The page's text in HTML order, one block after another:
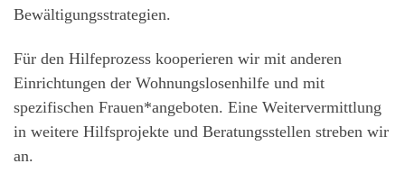
Bewältigungsstrategien.
Für den Hilfeprozess kooperieren wir mit anderen
Einrichtungen der Wohnungslosenhilfe und mit
spezifischen Frauen*angeboten. Eine Weitervermittlung
in weitere Hilfsprojekte und Beratungsstellen streben wir
an.